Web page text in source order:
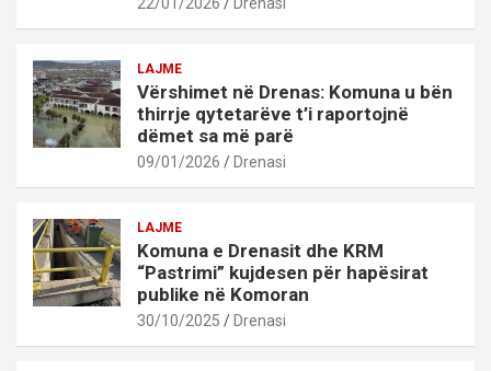
LAJME
Vërshimet në Drenas: Komuna u bën
thirrje qytetarëve t’i raportojnë
dëmet sa më parë
09/01/2026 Drenasi
LAJME
Komuna e Drenasit dhe KRM
“Pastrimi” kujdesen për hapësirat
publike në Komoran
30/10/2025 Drenasi